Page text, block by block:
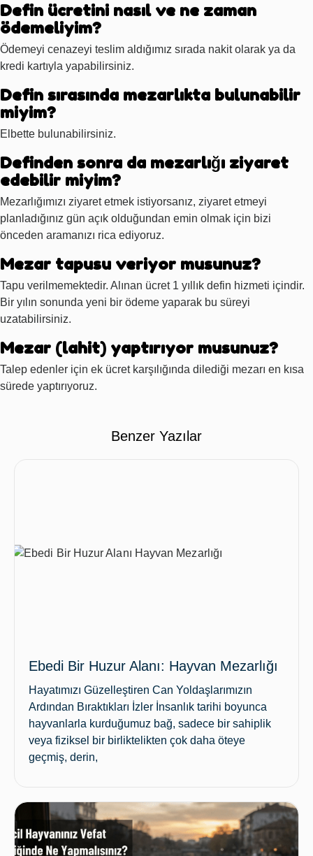
Defin ücretini nasıl ve ne zaman
ödemeliyim?
Ödemeyi cenazeyi teslim aldığımız sırada nakit olarak ya da
kredi kartıyla yapabilirsiniz.
Defin sırasında mezarlıkta bulunabilir
miyim?
Elbette bulunabilirsiniz.
Definden sonra da mezarlığı ziyaret
edebilir miyim?
Mezarlığımızı ziyaret etmek istiyorsanız, ziyaret etmeyi
planladığınız gün açık olduğundan emin olmak için bizi
önceden aramanızı rica ediyoruz.
Mezar tapusu veriyor musunuz?
Tapu verilmemektedir. Alınan ücret 1 yıllık defin hizmeti içindir.
Bir yılın sonunda yeni bir ödeme yaparak bu süreyi
uzatabilirsiniz.
Mezar (lahit) yaptırıyor musunuz?
Talep edenler için ek ücret karşılığında dilediği mezarı en kısa
sürede yaptırıyoruz.
Benzer Yazılar
Ebedi Bir Huzur Alanı: Hayvan Mezarlığı
Hayatımızı Güzelleştiren Can Yoldaşlarımızın
Ardından Bıraktıkları İzler İnsanlık tarihi boyunca
hayvanlarla kurduğumuz bağ, sadece bir sahiplik
veya fiziksel bir birliktelikten çok daha öteye
geçmiş, derin,